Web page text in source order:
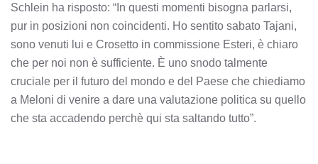
Schlein ha risposto: “In questi momenti bisogna parlarsi,
pur in posizioni non coincidenti. Ho sentito sabato Tajani,
sono venuti lui e Crosetto in commissione Esteri, è chiaro
che per noi non è sufficiente. È uno snodo talmente
cruciale per il futuro del mondo e del Paese che chiediamo
a Meloni di venire a dare una valutazione politica su quello
che sta accadendo perchè qui sta saltando tutto”.